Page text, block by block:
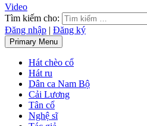
Video
Tìm kiếm cho:
Đăng nhập | Đăng ký
Primary Menu
Hát chèo cổ
Hát ru
Dân ca Nam Bộ
Cải Lương
Tân cổ
Nghệ sĩ